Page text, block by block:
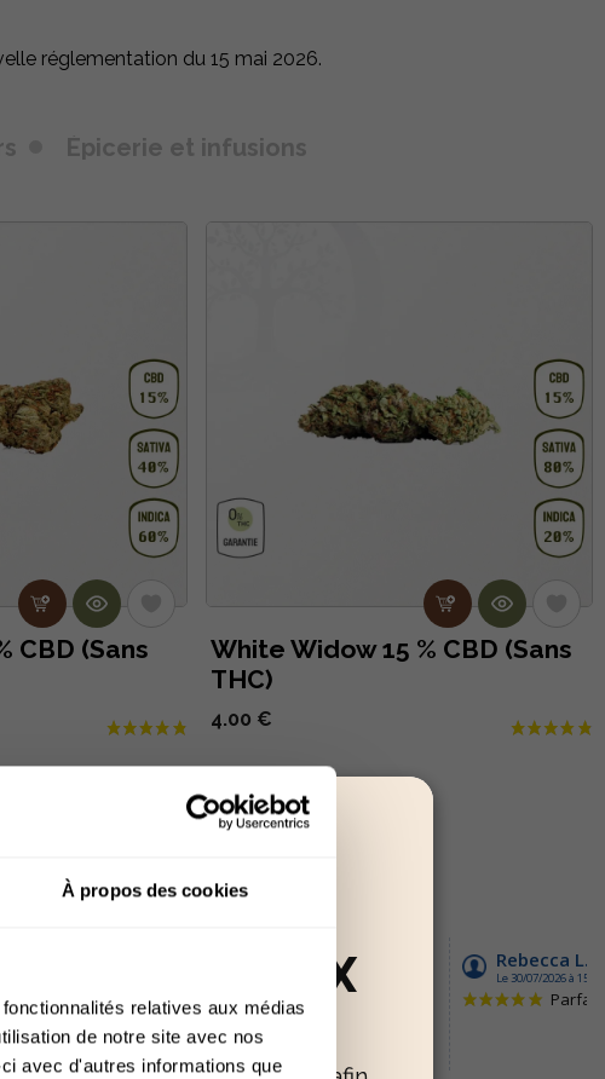
À propos des cookies
relatives aux médias
de notre site avec nos
avec d'autres informations que
RÉSERVÉ AUX
+18
réglementation du 15 mai 2026.
Épicerie et infusions
CBD (Sans
White Widow 15 % CBD (Sans
THC)
4.00 €